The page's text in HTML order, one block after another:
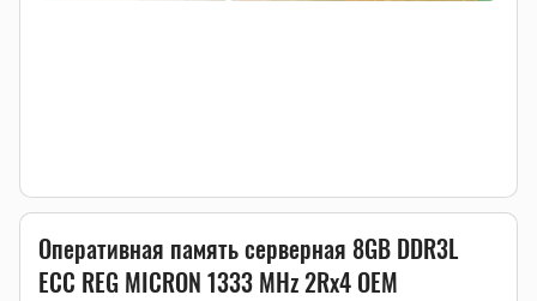
Оперативная память серверная 8GB DDR3L
ECC REG MICRON 1333 MHz 2Rx4 OEM